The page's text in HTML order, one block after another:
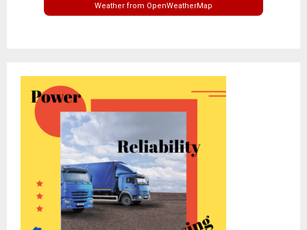
Weather from OpenWeatherMap